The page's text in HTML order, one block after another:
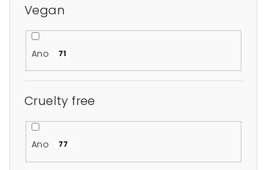
Vegan
Ano 71
Cruelty free
Ano 77